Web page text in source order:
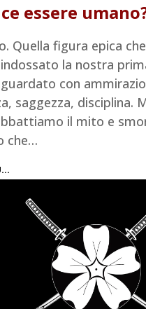
essere
Quella figura epica
la nostra
con
saggezza, disciplina.
il mito e
che…